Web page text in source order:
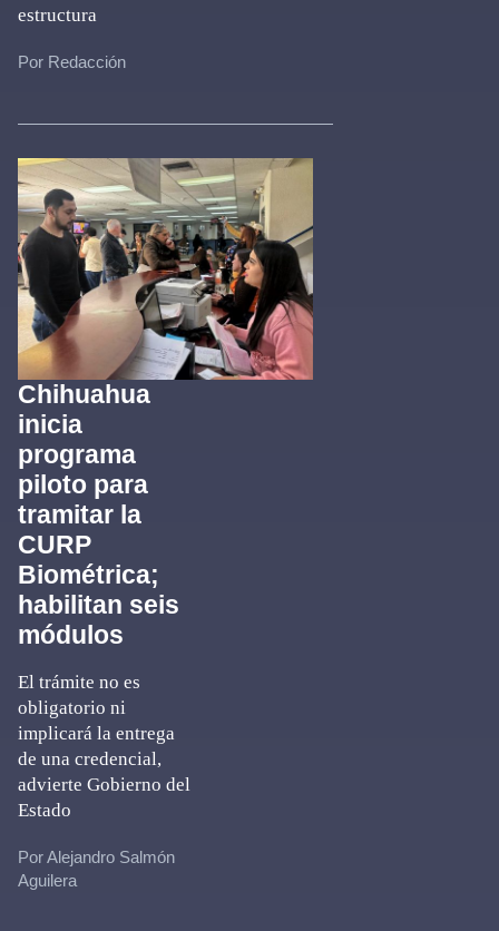
estructura
Por Redacción
Chihuahua
inicia
programa
piloto para
tramitar la
CURP
Biométrica;
habilitan seis
módulos
El trámite no es
obligatorio ni
implicará la entrega
de una credencial,
advierte Gobierno del
Estado
Por Alejandro Salmón
Aguilera